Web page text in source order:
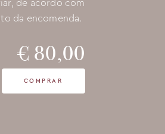
de acordo com
da encomenda.
€ 80,00
COMPRAR